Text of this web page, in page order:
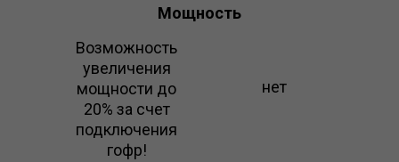
Возможность
увеличения
мощности до
20% за счет
подключения
гофр!
нет
Мощность